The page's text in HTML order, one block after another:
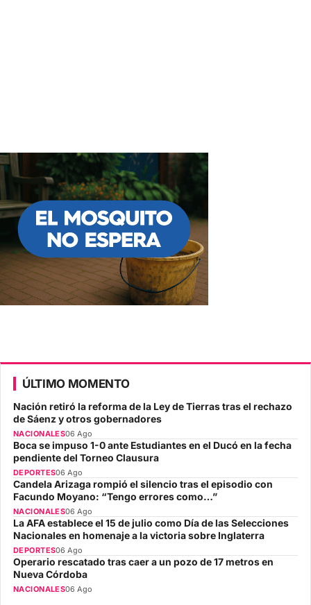
ÚLTIMO MOMENTO
Nación retiró la reforma de la Ley de Tierras tras el rechazo
de Sáenz y otros gobernadores
NACIONALES06 Ago
Boca se impuso 1-0 ante Estudiantes en el Ducó en la fecha
pendiente del Torneo Clausura
DEPORTES06 Ago
Candela Arizaga rompió el silencio tras el episodio con
Facundo Moyano: “Tengo errores como…”
NACIONALES06 Ago
La AFA establece el 15 de julio como Día de las Selecciones
Nacionales en homenaje a la victoria sobre Inglaterra
DEPORTES06 Ago
Operario rescatado tras caer a un pozo de 17 metros en
Nueva Córdoba
NACIONALES06 Ago